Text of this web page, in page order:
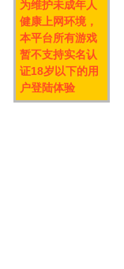
为维护未成年人
健康上网环境，
本平台所有游戏
暂不支持实名认
证18岁以下的用
户登陆体验